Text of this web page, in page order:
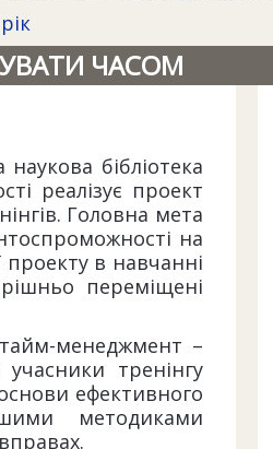
ЧАСОМ
бібліотека
реалізує проект
Головна мета
на
проекту в навчанні
переміщені
менеджмент –
тренінгу
ефективного
методиками